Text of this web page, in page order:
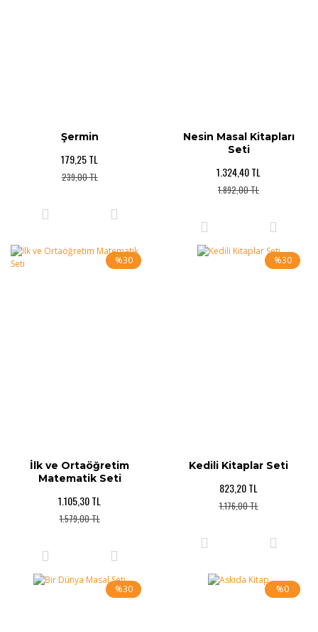
Şermin
179,25 TL
239,00 TL
Nesin Masal Kitapları
Seti
1.324,40 TL
1.892,00 TL
%30
İlk ve Ortaöğretim
Matematik Seti
1.105,30 TL
1.579,00 TL
%30
Kedili Kitaplar Seti
823,20 TL
1.176,00 TL
%30 %0